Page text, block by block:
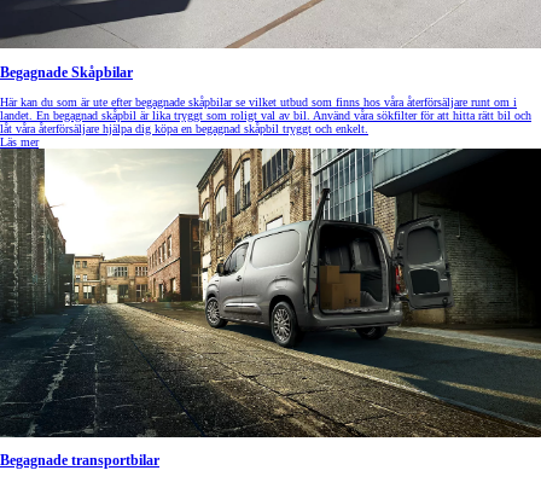
Begagnade Skåpbilar
Här kan du som är ute efter begagnade skåpbilar se vilket utbud som finns hos våra återförsäljare runt om i
landet. En begagnad skåpbil är lika tryggt som roligt val av bil. Använd våra sökfilter för att hitta rätt bil och
låt våra återförsäljare hjälpa dig köpa en begagnad skåpbil tryggt och enkelt.
Läs mer
Begagnade transportbilar